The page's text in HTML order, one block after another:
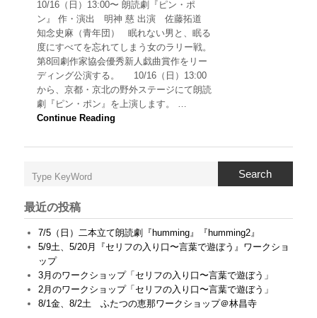
2
年
1
0
/
（
日
）
ピ
・
ポ
』
＠
京
都
芦
見
10/16（日）13:00〜 朗読劇『ピン・ポ
ン』 作・演出 明神 慈 出演 佐藤拓道
知念史麻（青年団） 眠れない男と、眠る
度にすべてを忘れてしまう女のラリー戦。
第8回劇作家協会優秀新人戯曲賞作をリー
ディング公演する。 10/16（日）13:00
から、京都・京北の野外ステージにて朗読
劇『ピン・ポン』を上演します。 …
Continue Reading
Search
最近の投稿
7/5（日）二本立て朗読劇『humming』『humming2』
5/9土、5/20月『セリフの入り口〜言葉で遊ぼう』ワークショ
ップ
3月のワークショップ「セリフの入り口〜言葉で遊ぼう」
2月のワークショップ「セリフの入り口〜言葉で遊ぼう」
8/1金、8/2土 ふたつの恵那ワークショップ＠林昌寺